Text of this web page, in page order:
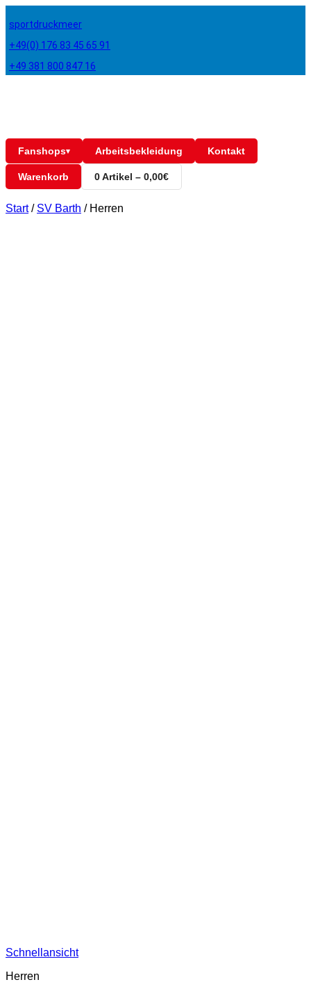
sportdruckmeer
+49(0) 176 83 45 65 91
+49 381 800 847 16
Fanshops▾ Arbeitsbekleidung Kontakt
Warenkorb 0 Artikel – 0,00€
Start / SV Barth /Herren
Schnellansicht
Herren